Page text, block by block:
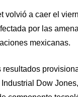
volvió a caer el
por las
mexicanas.
resultados
Industrial Dow